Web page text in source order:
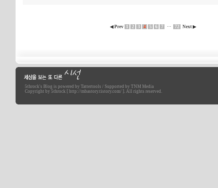
◀ Prev 1 2 3 4 5 6 7 ··· 72 Next ▶
세상을 보는 또 다른 시선
5throck's Blog is powered by Tattertools / Supported by TNM Media
Copyright by 5throck [ http://mbastory.tistory.com/ ]. All rights reserved.